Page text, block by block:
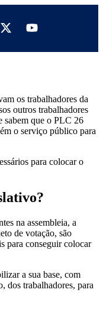
os trabalhadores da
outros trabalhadores
sabem que o PLC 26
o serviço público para
para colocar o
na assembleia, a
de votação, são
para conseguir colocar
a sua base, com
dos trabalhadores, para